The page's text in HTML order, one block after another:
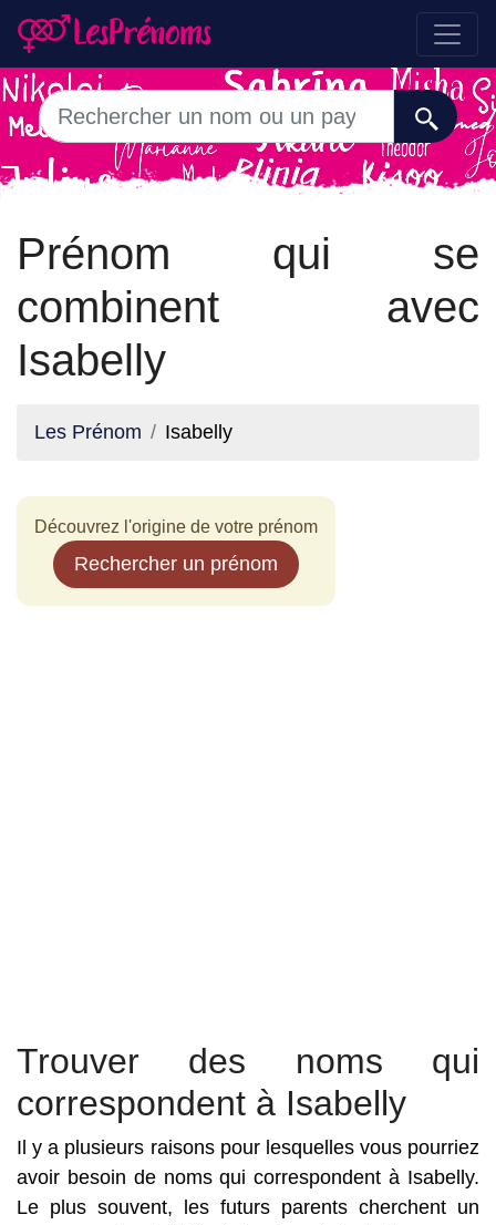
Prénom qui se
combinent avec
Isabelly
Les Prénom Isabelly
Découvrez l'origine de votre prénom
Rechercher un prénom
Trouver des noms qui
correspondent à Isabelly
Il y a plusieurs raisons pour lesquelles vous pourriez
avoir besoin de noms qui correspondent à Isabelly.
Le plus souvent, les futurs parents cherchent un